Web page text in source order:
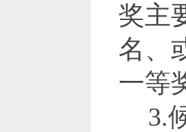
奖主
名、
一等
3.